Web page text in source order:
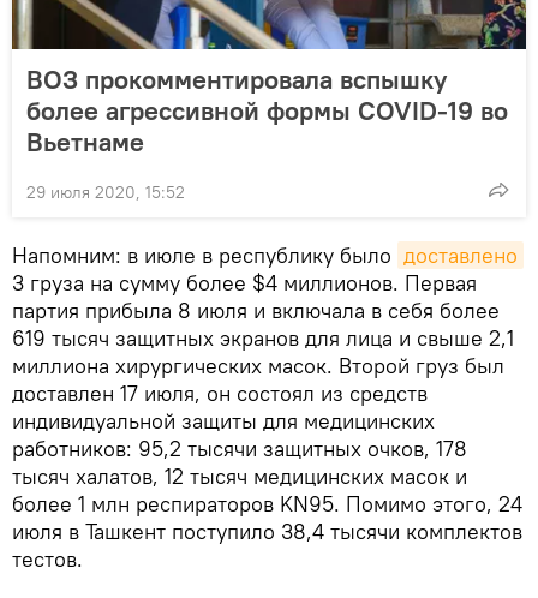
ВОЗ прокомментировала вспышку
более агрессивной формы COVID-19 во
Вьетнаме
29 июля 2020, 15:52
Напомним: в июле в республику было доставлено
3 груза на сумму более $4 миллионов. Первая
партия прибыла 8 июля и включала в себя более
619 тысяч защитных экранов для лица и свыше 2,1
миллиона хирургических масок. Второй груз был
доставлен 17 июля, он состоял из средств
индивидуальной защиты для медицинских
работников: 95,2 тысячи защитных очков, 178
тысяч халатов, 12 тысяч медицинских масок и
более 1 млн респираторов KN95. Помимо этого, 24
июля в Ташкент поступило 38,4 тысячи комплектов
тестов.